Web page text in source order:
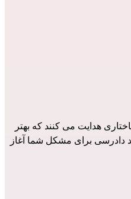
هدایت می کنند که بهتر
دادرسی برای مشکل شما آغاز